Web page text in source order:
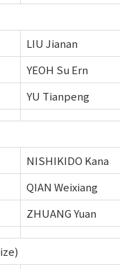
LIU Jianan
YEOH Su Ern
YU Tianpeng
NISHIKIDO Kana
QIAN Weixiang
ZHUANG Yuan